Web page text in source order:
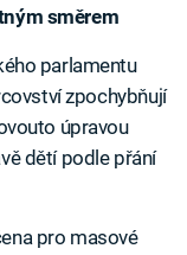
směrem
parlamentu
zpochybňují
úpravou
dětí podle přání
pro masové